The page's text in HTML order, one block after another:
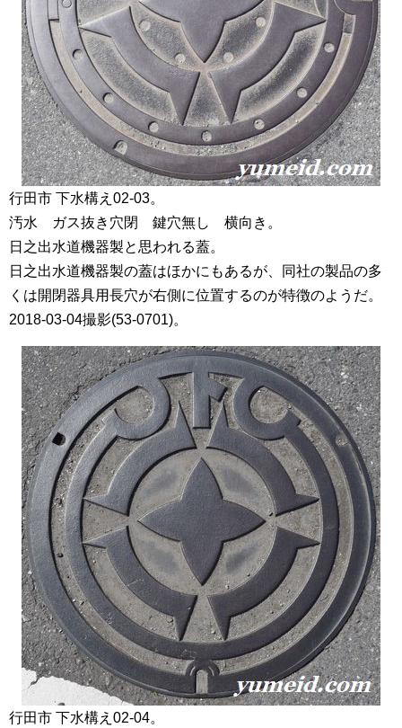
行田市 下水構え02-03。
汚水 ガス抜き穴閉 鍵穴無し 横向き。
日之出水道機器製と思われる蓋。
日之出水道機器製の蓋はほかにもあるが、同社の製品の多
くは開閉器具用長穴が右側に位置するのが特徴のようだ。
2018-03-04撮影(53-0701)。
行田市 下水構え02-04。